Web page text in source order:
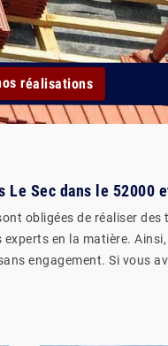
réalisations
Sec dans le 52000
obligées de réaliser
en la matière.
engagement. Si vous